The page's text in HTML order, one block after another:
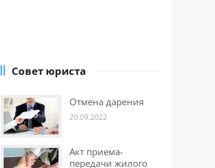
Совет юриста
Отмена дарения
20.09.2022
Акт приема-
передачи жилого